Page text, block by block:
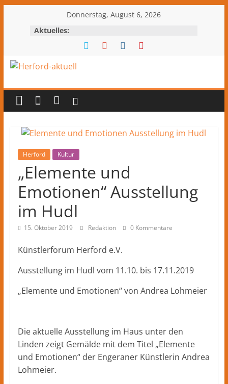
springen
Donnerstag, August 6, 2026
Aktuelles:
Herford-
aktuell
Nachrichten
Kultur
Herford
und
dem
Kreis
Herford
lokale
Nachrichten
mehr
im
Kreis
Herford
Herford Kultur
„Elemente und
Emotionen“ Ausstellung
im Hudl
15. Oktober 2019 Redaktion 0 Kommentare
Künstlerforum Herford e.V.
Ausstellung im Hudl vom 11.10. bis 17.11.2019
„Elemente und Emotionen“ von Andrea Lohmeier
Die aktuelle Ausstellung im Haus unter den
Linden zeigt Gemälde mit dem Titel „Elemente
und Emotionen“ der Engeraner Künstlerin Andrea
Lohmeier.